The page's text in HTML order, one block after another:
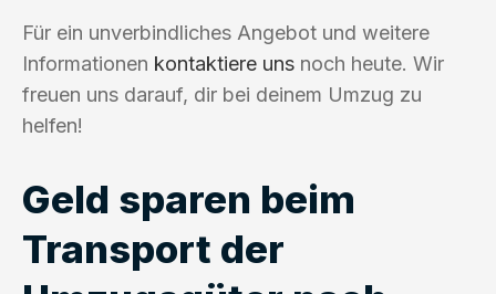
Für ein unverbindliches Angebot und weitere
Informationen kontaktiere uns noch heute. Wir
freuen uns darauf, dir bei deinem Umzug zu
helfen!
Geld sparen beim
Transport der